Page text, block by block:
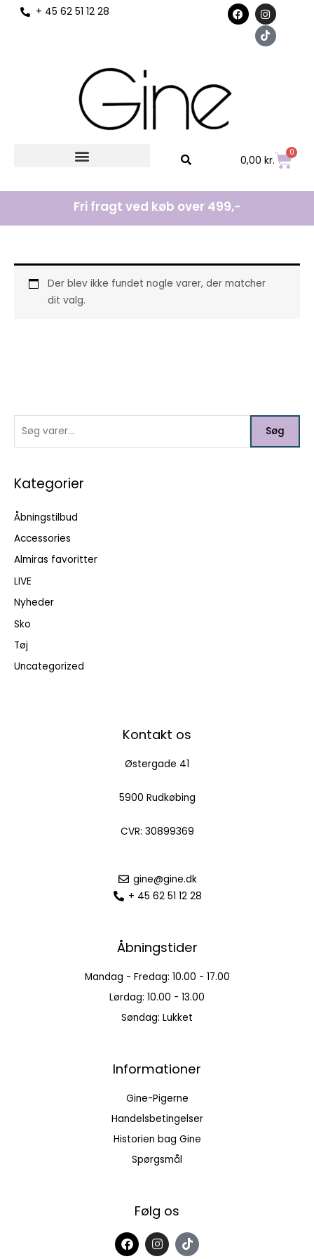
+ 45 62 51 12 28 F
a
c
I
n
s
t
a
T
i
k
t
o
0,00 kr.
0
Kurv
Fri fragt ved køb over 499,-
e
t
e
r
:
Søg
Kategorier
Åbningstilbud
Accessories
Almiras favoritter
LIVE
Nyheder
Sko
Tøj
Uncategorized
Der blev ikke fundet nogle varer, der matcher
dit valg.
Kontakt os
Østergade 41
5900 Rudkøbing
CVR: 30899369
gine@gine.dk
+ 45 62 51 12 28
Åbningstider
Mandag - Fredag: 10.00 - 17.00
Lørdag: 10.00 - 13.00
Søndag: Lukket
Informationer
Gine-Pigerne
Handelsbetingelser
Historien bag Gine
Spørgsmål
Følg os
F
a
I
n
T
i